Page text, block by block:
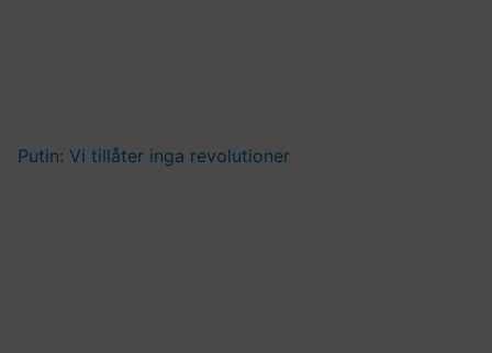
Putin: Vi tillåter inga revolutioner